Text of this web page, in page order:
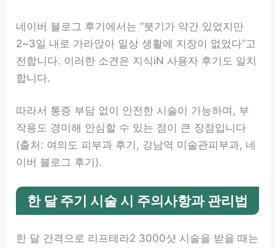
네이버 블로그 후기에서는 “붓기가 약간 있었지만
2~3일 내로 가라앉아 일상 생활에 지장이 없었다”고
전합니다. 이러한 소견은 지식iN 사용자 후기도 일치
합니다.
따라서 통증 부담 없이 안전한 시술이 가능하며, 부
작용도 경미해 안심할 수 있는 점이 큰 장점입니다
(출처: 여의도 피부과 후기, 강남역 미술관피부과, 네
이버 블로그 후기).
한 달 주기 시술 시 주의사항과 관리법
한 달 간격으로 리프테라2 3000샷 시술을 받을 때는